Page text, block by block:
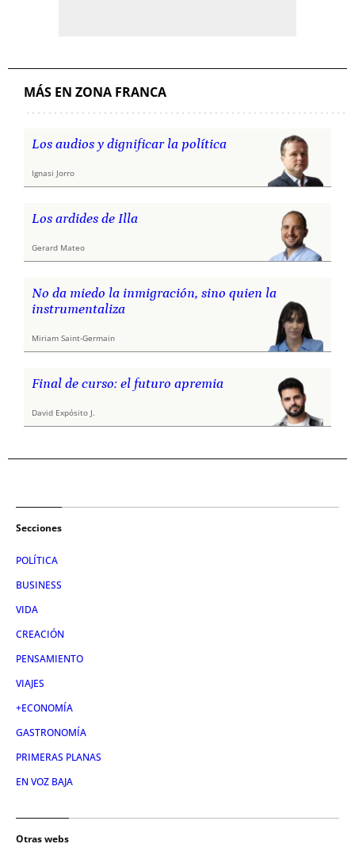
MÁS EN ZONA FRANCA
Los audios y dignificar la política
Ignasi Jorro
Los ardides de Illa
Gerard Mateo
No da miedo la inmigración, sino quien la
instrumentaliza
Miriam Saint-Germain
Final de curso: el futuro apremia
David Expósito J.
Secciones
POLÍTICA
BUSINESS
VIDA
CREACIÓN
PENSAMIENTO
VIAJES
+ECONOMÍA
GASTRONOMÍA
PRIMERAS PLANAS
EN VOZ BAJA
Otras webs